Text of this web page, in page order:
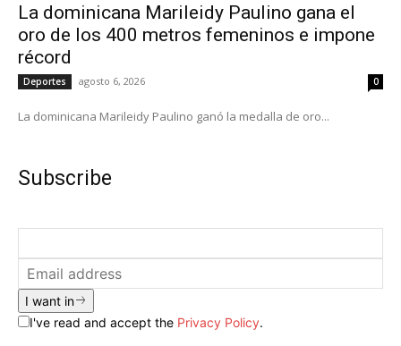
La dominicana Marileidy Paulino gana el
oro de los 400 metros femeninos e impone
récord
Deportes agosto 6, 2026 0
La dominicana Marileidy Paulino ganó la medalla de oro...
Subscribe
I want in
I've read and accept the Privacy Policy.